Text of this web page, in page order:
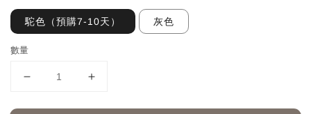
駝色（預購7-10天） 灰色
數量